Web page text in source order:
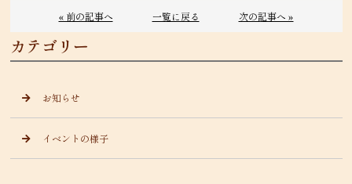
« 前の記事へ 一覧に戻る 次の記事へ »
カテゴリー
お知らせ
イベントの様子